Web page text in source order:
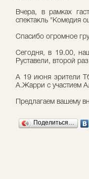
Вчера, в рамках
спектакль "Комедия
Спасибо огромное
Сегодня, в 19.00,
Руставели, второй
А 19 июня зрители
А.Жарри с участием
Предлагаем вашему
Поделиться…